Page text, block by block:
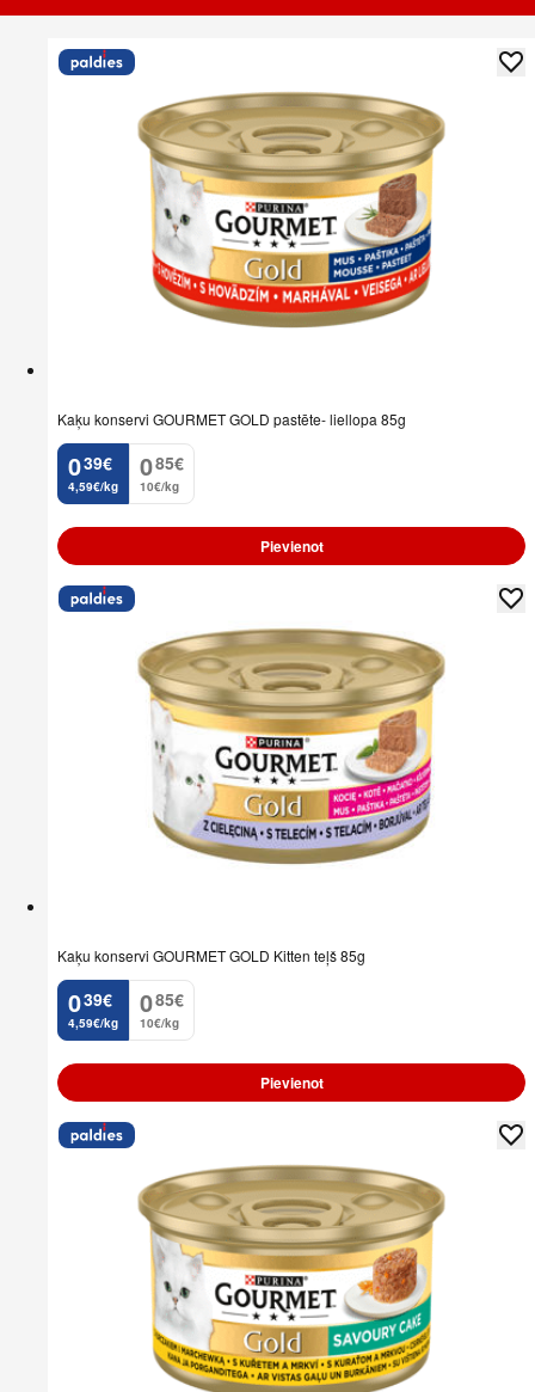
Kaķu konservi GOURMET GOLD pastēte- liellopa 85g
0
. 39€
4,59€/kg
0
. 85€
10€/kg
Pievienot
Kaķu konservi GOURMET GOLD Kitten teļš 85g
0
. 39€
4,59€/kg
0
. 85€
10€/kg
Pievienot